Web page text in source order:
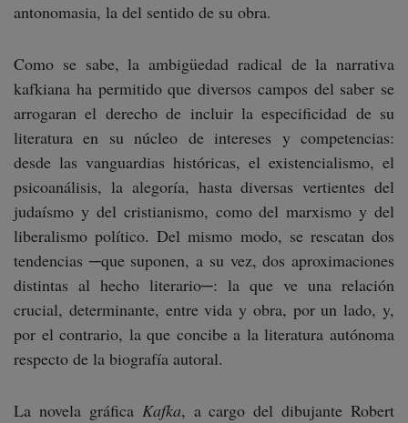
antonomasia, la del sentido de su obra.
Como se sabe, la ambigüedad radical de la narrativa
kafkiana ha permitido que diversos campos del saber se
arrogaran el derecho de incluir la especificidad de su
literatura en su núcleo de intereses y competencias:
desde las vanguardias históricas, el existencialismo, el
psicoanálisis, la alegoría, hasta diversas vertientes del
judaísmo y del cristianismo, como del marxismo y del
liberalismo político. Del mismo modo, se rescatan dos
tendencias ─que suponen, a su vez, dos aproximaciones
distintas al hecho literario─: la que ve una relación
crucial, determinante, entre vida y obra, por un lado, y,
por el contrario, la que concibe a la literatura autónoma
respecto de la biografía autoral.
La novela gráfica Kafka, a cargo del dibujante Robert